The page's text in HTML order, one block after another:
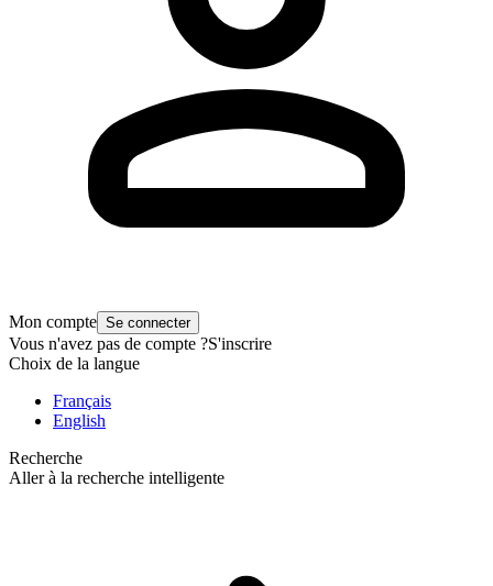
Mon compte Se connecter
Vous n'avez pas de compte ?S'inscrire
Choix de la langue
Français
English
Recherche
Aller à la recherche intelligente